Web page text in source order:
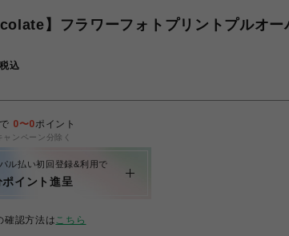
】フラワーフォトプリントプルオー
税込
0〜0ポイント
ンペーン分除く
ル払い初回登録&利用で
イント進呈
確認方法はこちら